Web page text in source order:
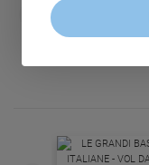
GBABY
€ 34,80